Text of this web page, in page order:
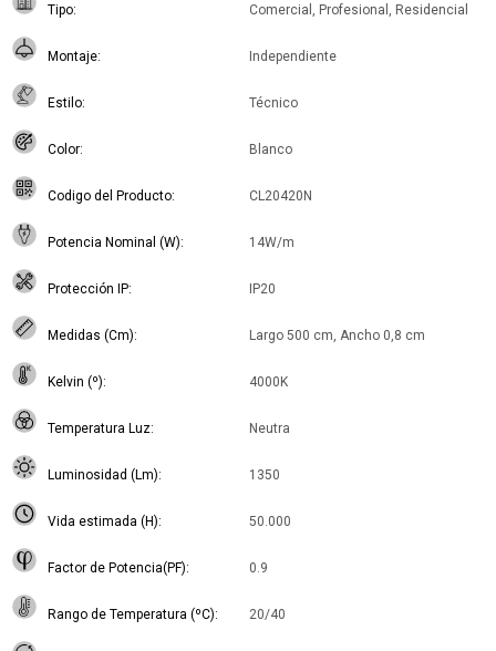
Tipo Comercial, Profesional, Residencial
Montaje Independiente
Estilo Técnico
Color Blanco
Codigo del Producto CL20420N
Potencia Nominal (W) 14W/m
Protección IP IP20
Medidas (Cm) Largo 500 cm, Ancho 0,8 cm
Kelvin (º) 4000K
Temperatura Luz Neutra
Luminosidad (Lm) 1350
Vida estimada (H) 50.000
Factor de Potencia(PF) 0.9
Rango de Temperatura (ºC) 20/40